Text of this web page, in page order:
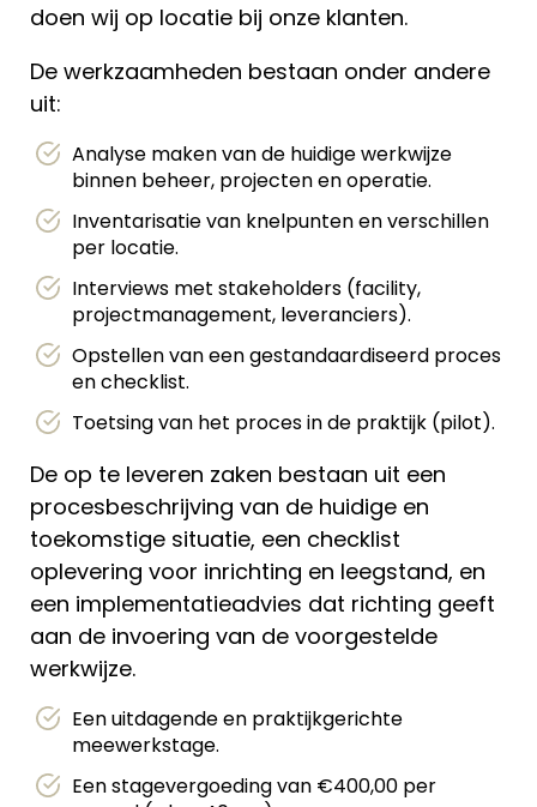
doen wij op locatie bij onze klanten.
De werkzaamheden bestaan onder andere
uit:
Analyse maken van de huidige werkwijze
binnen beheer, projecten en operatie.
Inventarisatie van knelpunten en verschillen
per locatie.
Interviews met stakeholders (facility,
projectmanagement, leveranciers).
Opstellen van een gestandaardiseerd proces
en checklist.
Toetsing van het proces in de praktijk (pilot).
De op te leveren zaken bestaan uit een
procesbeschrijving van de huidige en
toekomstige situatie, een checklist
oplevering voor inrichting en leegstand, en
een implementatieadvies dat richting geeft
aan de invoering van de voorgestelde
werkwijze.
Een uitdagende en praktijkgerichte
meewerkstage.
Een stagevergoeding van €400,00 per